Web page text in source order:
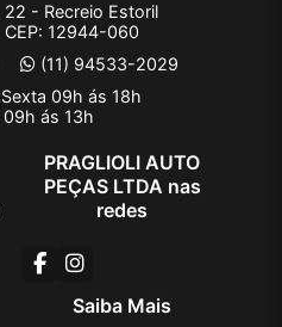
- Recreio Estoril
12944-060
(11) 94533-2029
09h ás 18h
09h ás 13h
PRAGLIOLI AUTO
PEÇAS LTDA nas
redes
Saiba Mais